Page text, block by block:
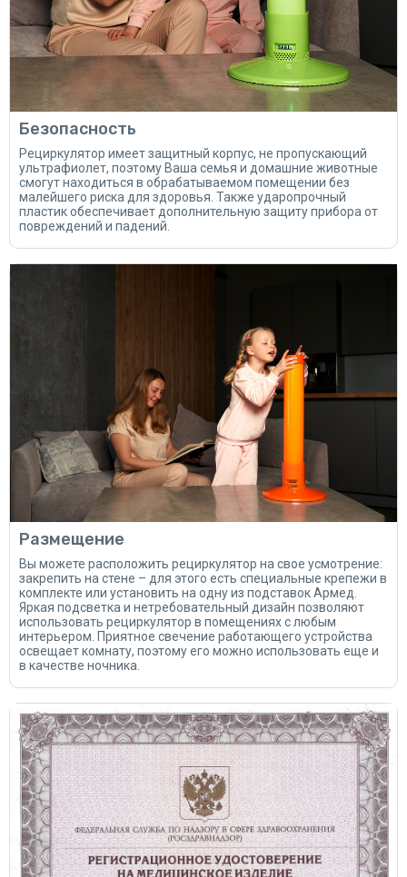
Безопасность
Рециркулятор имеет защитный корпус, не пропускающий
ультрафиолет, поэтому Ваша семья и домашние животные
смогут находиться в обрабатываемом помещении без
малейшего риска для здоровья. Также ударопрочный
пластик обеспечивает дополнительную защиту прибора от
повреждений и падений.
Размещение
Вы можете расположить рециркулятор на свое усмотрение:
закрепить на стене – для этого есть специальные крепежи в
комплекте или установить на одну из подставок Армед.
Яркая подсветка и нетребовательный дизайн позволяют
использовать рециркулятор в помещениях с любым
интерьером. Приятное свечение работающего устройства
освещает комнату, поэтому его можно использовать еще и
в качестве ночника.